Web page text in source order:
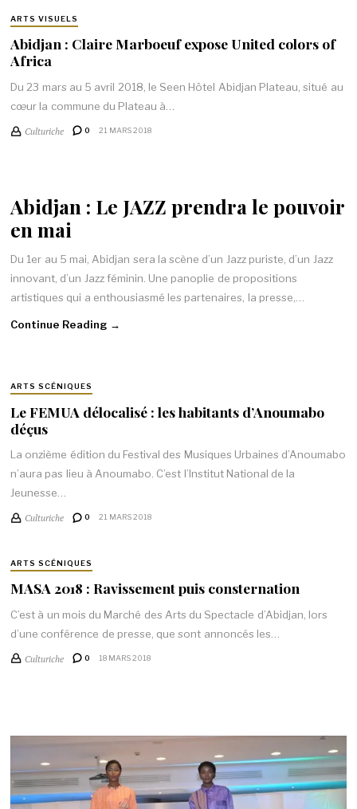
ARTS VISUELS
Abidjan : Claire Marboeuf expose United colors of
Africa
Du 23 mars au 5 avril 2018, le Seen Hôtel Abidjan Plateau, situé au
cœur la commune du Plateau à…
Culturiche 0 21 MARS 2018
Abidjan : Le JAZZ prendra le pouvoir
en mai
Du 1er au 5 mai, Abidjan sera la scène d’un Jazz puriste, d’un Jazz
innovant, d’un Jazz féminin. Une panoplie de propositions
artistiques qui a enthousiasmé les partenaires, la presse,…
Continue Reading →
ARTS SCÉNIQUES
Le FEMUA délocalisé : les habitants d’Anoumabo
déçus
La onzième édition du Festival des Musiques Urbaines d’Anoumabo
n’aura pas lieu à Anoumabo. C’est l’Institut National de la
Jeunesse…
Culturiche 0 21 MARS 2018
ARTS SCÉNIQUES
MASA 2018 : Ravissement puis consternation
C’est à un mois du Marché des Arts du Spectacle d’Abidjan, lors
d’une conférence de presse, que sont annoncés les…
Culturiche 0 18 MARS 2018